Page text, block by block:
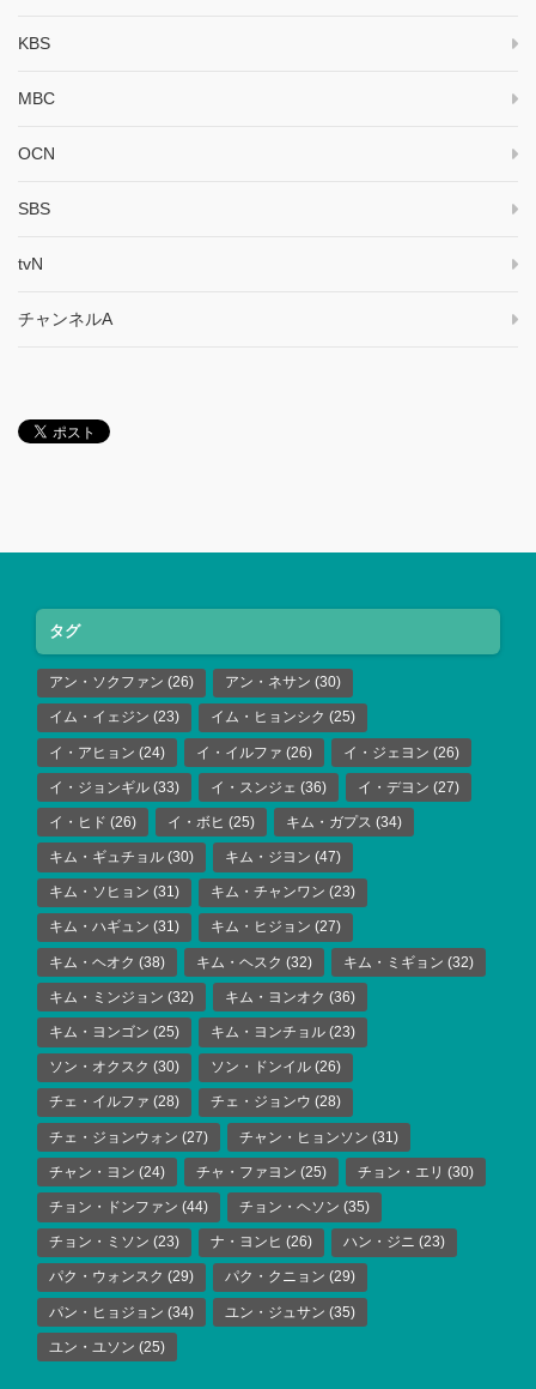
KBS
MBC
OCN
SBS
tvN
チャンネルA
タグ
アン・ソクファン (26) アン・ネサン (30)
イム・イェジン (23) イム・ヒョンシク (25)
イ・アヒョン (24) イ・イルファ (26) イ・ジェヨン (26)
イ・ジョンギル (33) イ・スンジェ (36) イ・デヨン (27)
イ・ヒド (26) イ・ボヒ (25) キム・ガプス (34)
キム・ギュチョル (30) キム・ジヨン (47)
キム・ソヒョン (31) キム・チャンワン (23)
キム・ハギュン (31) キム・ヒジョン (27)
キム・ヘオク (38) キム・ヘスク (32) キム・ミギョン (32)
キム・ミンジョン (32) キム・ヨンオク (36)
キム・ヨンゴン (25) キム・ヨンチョル (23)
ソン・オクスク (30) ソン・ドンイル (26)
チェ・イルファ (28) チェ・ジョンウ (28)
チェ・ジョンウォン (27) チャン・ヒョンソン (31)
チャン・ヨン (24) チャ・ファヨン (25) チョン・エリ (30)
チョン・ドンファン (44) チョン・ヘソン (35)
チョン・ミソン (23) ナ・ヨンヒ (26) ハン・ジニ (23)
パク・ウォンスク (29) パク・クニョン (29)
パン・ヒョジョン (34) ユン・ジュサン (35)
ユン・ユソン (25)